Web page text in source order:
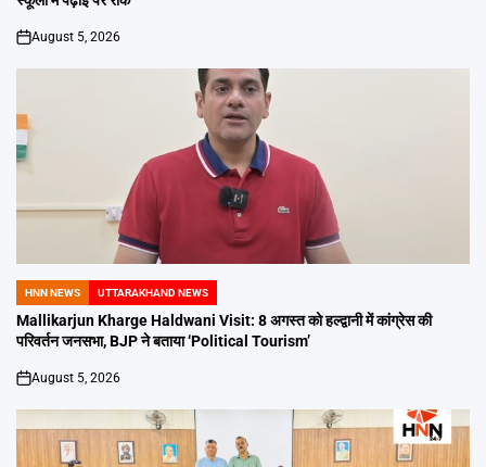
on
August 5, 2026
POSTED
IN
HNN NEWS UTTARAKHAND NEWS
Mallikarjun Kharge Haldwani Visit: 8 अगस्त को हल्द्वानी में कांग्रेस की
परिवर्तन जनसभा, BJP ने बताया ‘Political Tourism’
on
August 5, 2026